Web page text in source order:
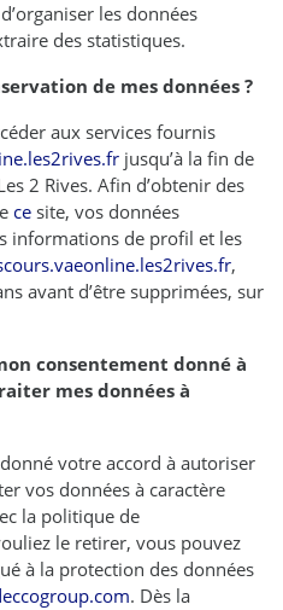
les données
des statistiques.
de mes données ?
aux services fournis
jusqu’à la fin de
2 Rives. Afin d’obtenir des
ce site, vos données
informations de profil et les
,
avant d’être supprimées, sur
consentement donné à
mes données à
votre accord à autoriser
vos données à caractère
la politique de
le retirer, vous pouvez
à la protection des données
. Dès la